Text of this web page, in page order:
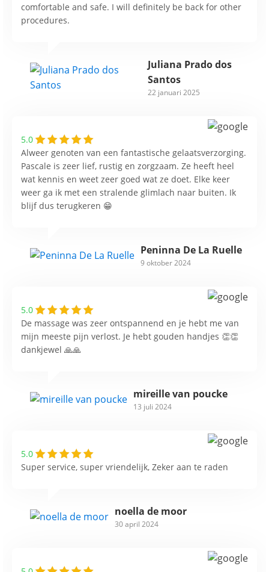
comfortable and safe. I will definitely be back for other
procedures.
Juliana Prado dos
Santos
22 januari 2025
5.0
Alweer genoten van een fantastische gelaatsverzorging.
Pascale is zeer lief, rustig en zorgzaam. Ze heeft heel
wat kennis en weet zeer goed wat ze doet. Elke keer
weer ga ik met een stralende glimlach naar buiten. Ik
blijf dus terugkeren 😁
Peninna De La Ruelle
9 oktober 2024
5.0
De massage was zeer ontspannend en je hebt me van
mijn meeste pijn verlost. Je hebt gouden handjes 👏👏
dankjewel 🙏🙏
mireille van poucke
13 juli 2024
5.0
Super service, super vriendelijk, Zeker aan te raden
noella de moor
30 april 2024